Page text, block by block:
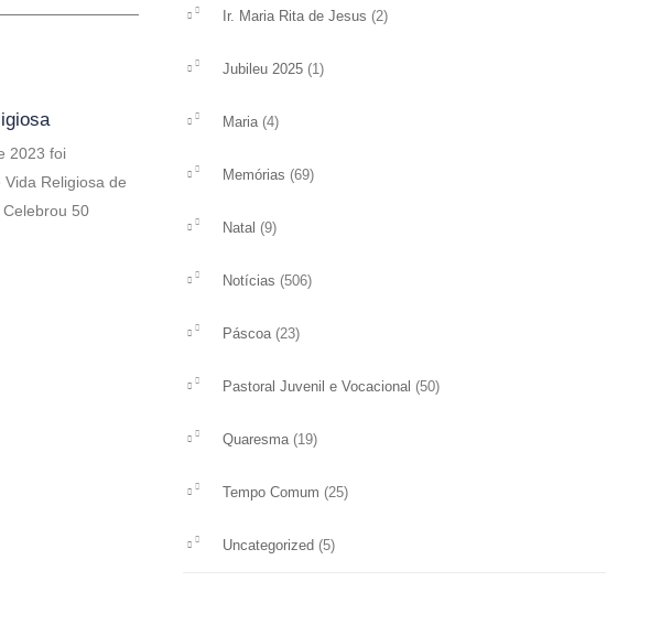
2023 foi
Religiosa de
50
XI Capítulo Provincial – 6º dia
oração de Laudes. As 9h as irmãs
Ir. Maria Rita de Jesus (2)
Jubileu 2025 (1)
Maria (4)
Memórias (69)
Natal (9)
Notícias (506)
Páscoa (23)
Pastoral Juvenil e Vocacional (50)
Quaresma (19)
Tempo Comum (25)
Uncategorized (5)